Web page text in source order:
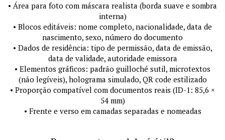
• Área para foto com máscara realista (borda suave e sombra
interna)
• Blocos editáveis: nome completo, nacionalidade, data de
nascimento, sexo, número do documento
• Dados de residência: tipo de permissão, data de emissão,
data de validade, autoridade emissora
• Elementos gráficos: padrão guilloché sutil, microtextos
(não legíveis), holograma simulado, QR code estilizado
• Proporção compatível com documentos reais (ID-1: 85,6 ×
54 mm)
• Frente e verso em camadas separadas e nomeadas